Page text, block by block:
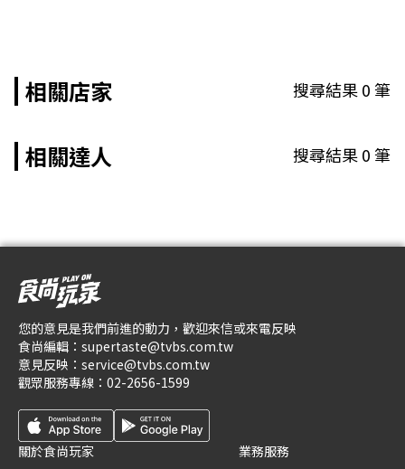
相關店家 搜尋結果0筆
相關達人 搜尋結果0筆
您的意見是我們前進的動力，歡迎來信或來電反映
食尚編輯： supertaste@tvbs.com.tw
意見反映： service@tvbs.com.tw
觀眾服務專線： 02-2656-1599
關於食尚玩家 業務服務